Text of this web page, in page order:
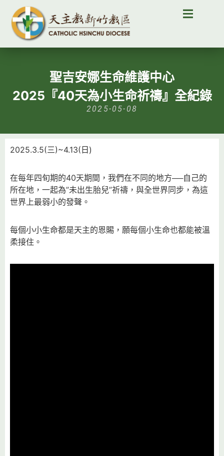
聖吉安娜生命維護中心
2025『40天為小生命祈禱』全紀錄
2025-05-08
2025.3.5(三)~4.13(日)
在每年四旬期的40天期間，我們在不同的地方──自己的
所在地，一起為”未出生胎兒”祈禱，與全世界同步，為這
世界上最弱小的發聲。
每個小小生命都是天主的恩賜，願每個小生命也都能被溫
柔接住。